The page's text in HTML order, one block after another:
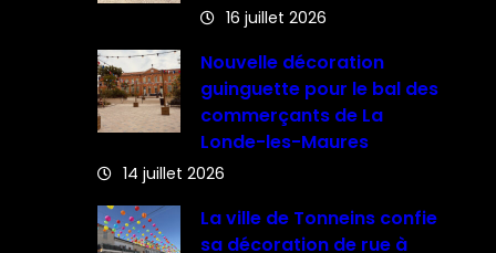
16 juillet 2026
Nouvelle décoration
guinguette pour le bal des
commerçants de La
Londe-les-Maures
14 juillet 2026
La ville de Tonneins confie
sa décoration de rue à